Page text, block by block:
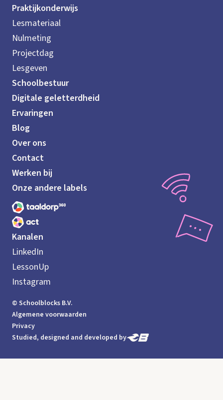
Praktijkonderwijs
Lesmateriaal
Nulmeting
Projectdag
Lesgeven
Schoolbestuur
Digitale geletterdheid
Ervaringen
Blog
Over ons
Contact
Werken bij
Onze andere labels
Kanalen
LinkedIn
LessonUp
Instagram
© Schoolblocks B.V.
Algemene voorwaarden
Privacy
Studied, designed and developed by